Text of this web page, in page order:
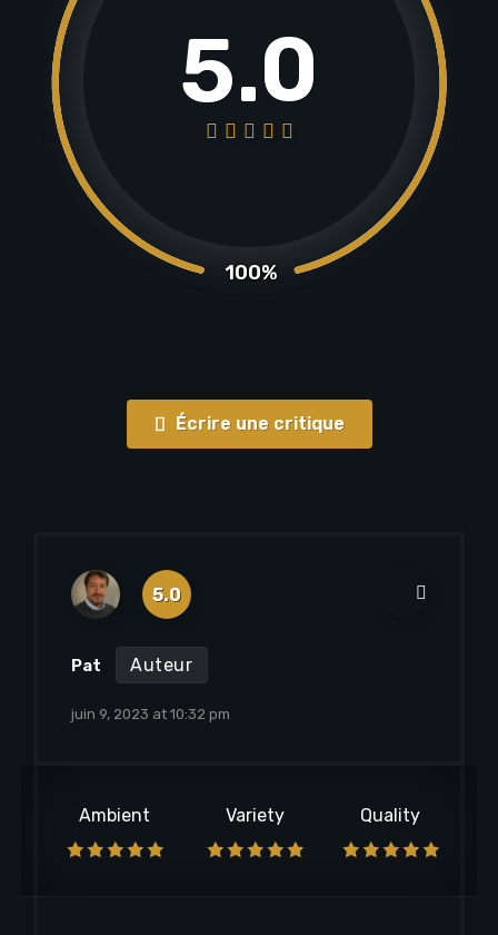
5.0
100%
Écrire une critique
5.0
Pat Auteur
juin 9, 2023 at 10:32 pm
Ambient Variety Quality